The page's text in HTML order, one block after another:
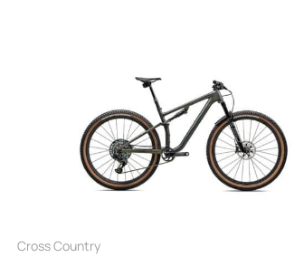
Cross Country